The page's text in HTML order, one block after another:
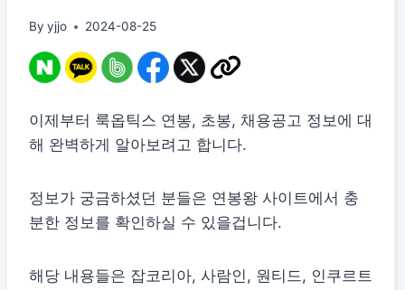
By yjjo 2024-08-25
이제부터 룩옵틱스 연봉, 초봉, 채용공고 정보에 대
해 완벽하게 알아보려고 합니다.
정보가 궁금하셨던 분들은 연봉왕 사이트에서 충
분한 정보를 확인하실 수 있을겁니다.
해당 내용들은 잡코리아, 사람인, 원티드, 인쿠르트